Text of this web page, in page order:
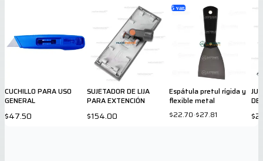
CUCHILLO PARA USO
GENERAL
$47.50
SUJETADOR DE LIJA
PARA EXTENCIÓN
$154.00
5 var.
Espátula pretul rígida y
flexible metal
$22.70-$27.81
DE